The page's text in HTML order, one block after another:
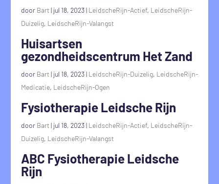
door Bart | jul 18, 2023 | LeidscheRijn-Actief, LeidscheRijn-
Duizelig, LeidscheRijn-Valangst
Huisartsen
gezondheidscentrum Het Zand
door Bart | jul 18, 2023 | LeidscheRijn-Duizelig, LeidscheRijn-
Medicatie, LeidscheRijn-Ogen
Fysiotherapie Leidsche Rijn
door Bart | jul 18, 2023 | LeidscheRijn-Actief, LeidscheRijn-
Duizelig, LeidscheRijn-Valangst
ABC Fysiotherapie Leidsche
Rijn